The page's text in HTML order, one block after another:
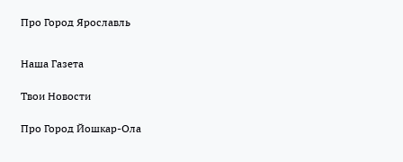
Про Город Ярославль
Наша Газета
Твои Новости
Про Город Йошкар-Ола